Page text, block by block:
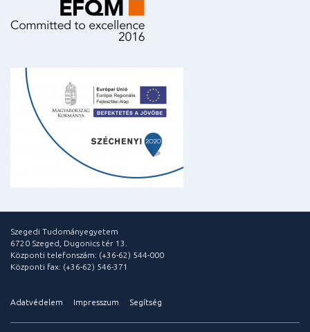
Szegedi Tudományegyetem
6720 Szeged, Dugonics tér 13.
Központi telefonszám: (+36-62) 544-000
Központi fax: (+36-62) 546-371
Adatvédelem Impresszum Segítség